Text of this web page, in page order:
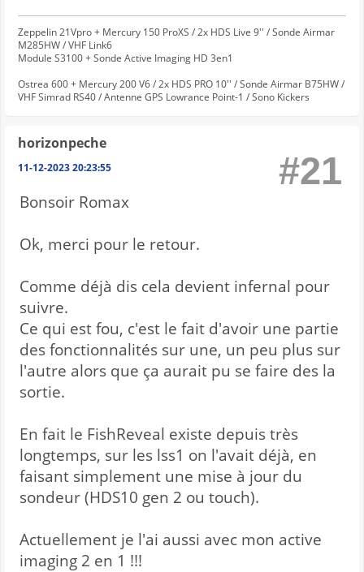
Zeppelin 21Vpro + Mercury 150 ProXS / 2x HDS Live 9'' / Sonde Airmar
M285HW / VHF Link6
Module S3100 + Sonde Active Imaging HD 3en1
Ostrea 600 + Mercury 200 V6 / 2x HDS PRO 10'' / Sonde Airmar B75HW /
VHF Simrad RS40 / Antenne GPS Lowrance Point-1 / Sono Kickers
horizonpeche
11-12-2023 20:23:55 #21
Bonsoir Romax
Ok, merci pour le retour.
Comme déjà dis cela devient infernal pour
suivre.
Ce qui est fou, c'est le fait d'avoir une partie
des fonctionnalités sur une, un peu plus sur
l'autre alors que ça aurait pu se faire des la
sortie.
En fait le FishReveal existe depuis très
longtemps, sur les lss1 on l'avait déjà, en
faisant simplement une mise à jour du
sondeur (HDS10 gen 2 ou touch).
Actuellement je l'ai aussi avec mon active
imaging 2 en 1 !!!